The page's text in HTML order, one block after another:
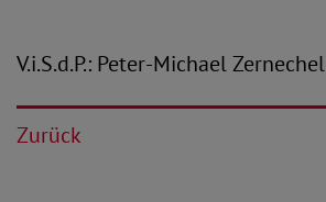
V.i.S.d.P.: Peter-Michael Zernechel
Zurück